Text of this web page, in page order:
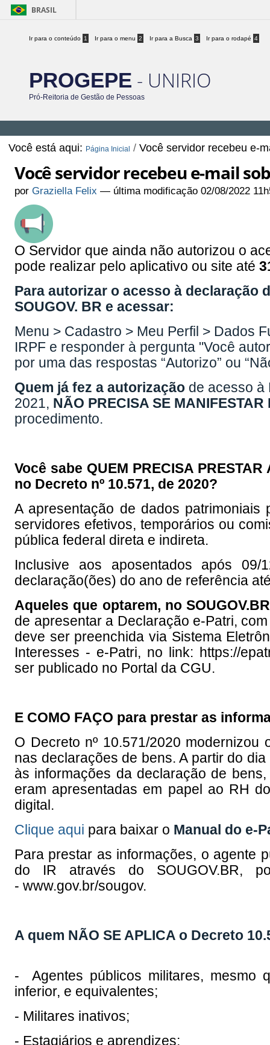
BRASIL
Ir para o conteúdo 1 Ir para o menu 2 Ir para a Busca 3 Ir para o rodapé 4
PROGEPE - UNIRIO
Pró-Reitoria de Gestão de Pessoas
Você está aqui: Página Inicial /Você servidor recebeu e-
Você servidor recebeu e-mail
porGraziella Felix — última modificação 02/08/2022
O Servidor que ainda não autorizou o
pode realizar pelo aplicativo ou site até
Para autorizar o acesso à declaração
SOUGOV. BR e acessar:
Menu > Cadastro > Meu Perfil > Dados
IRPF e responder à pergunta "Você
por uma das respostas “Autorizo” ou
Quem já fez a autorização de acesso à
2021, NÃO PRECISA SE MANIFESTAR
procedimento.
Você sabe QUEM PRECISA
no Decreto nº 10.571, de 2020?
A apresentação de dados
servidores efetivos, temporários ou
pública federal direta e indireta.
Inclusive aos aposentados após
declaração(ões) do ano de referência
Aqueles que optarem, noSOUGOV.BR
de apresentar a Declaração e-Patri,
deve ser preenchida via Sistema
Interesses - e-Patri, no link: https://
ser publicado no Portal da CGU.
E COMO FAÇO para prestar as
O Decreto nº 10.571/2020
nas declarações de bens. A partir do
às informações da declaração de
eram apresentadas em papel ao RH
digital.
Clique aqui para baixar o Manual do e-
Para prestar as informações, o agente
do IR através do SOUGOV.BR,
-www.gov.br/sougov.
A quem NÃO SE APLICA o Decreto
- Agentes públicos militares, mesmo
inferior, e equivalentes;
- Militares inativos;
- Estagiários e aprendizes;